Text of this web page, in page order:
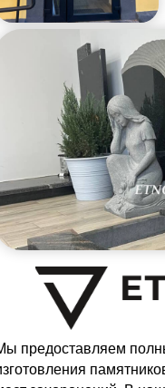
предоставляем